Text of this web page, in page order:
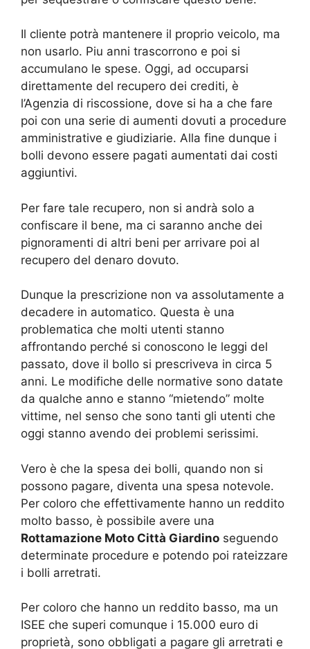
Il cliente potrà mantenere il proprio veicolo, ma
non usarlo. Piu anni trascorrono e poi si
accumulano le spese. Oggi, ad occuparsi
direttamente del recupero dei crediti, è
l’Agenzia di riscossione, dove si ha a che fare
poi con una serie di aumenti dovuti a procedure
amministrative e giudiziarie. Alla fine dunque i
bolli devono essere pagati aumentati dai costi
aggiuntivi.
Per fare tale recupero, non si andrà solo a
confiscare il bene, ma ci saranno anche dei
pignoramenti di altri beni per arrivare poi al
recupero del denaro dovuto.
Dunque la prescrizione non va assolutamente a
decadere in automatico. Questa è una
problematica che molti utenti stanno
affrontando perché si conoscono le leggi del
passato, dove il bollo si prescriveva in circa 5
anni. Le modifiche delle normative sono datate
da qualche anno e stanno “mietendo” molte
vittime, nel senso che sono tanti gli utenti che
oggi stanno avendo dei problemi serissimi.
Vero è che la spesa dei bolli, quando non si
possono pagare, diventa una spesa notevole.
Per coloro che effettivamente hanno un reddito
molto basso, è possibile avere una
Rottamazione Moto Città Giardino seguendo
determinate procedure e potendo poi rateizzare
i bolli arretrati.
Per coloro che hanno un reddito basso, ma un
ISEE che superi comunque i 15.000 euro di
proprietà, sono obbligati a pagare gli arretrati e